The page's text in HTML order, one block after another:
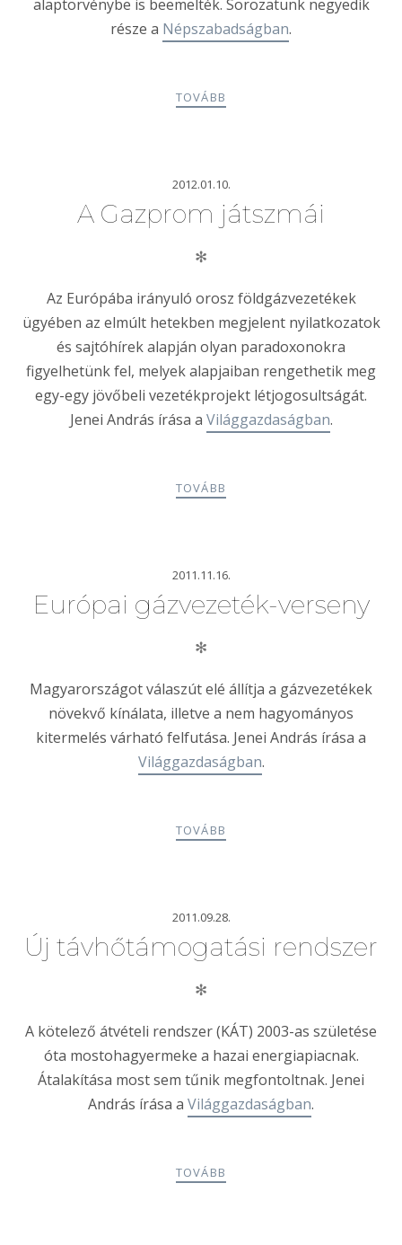
alaptörvénybe is beemelték. Sorozatunk negyedik
része a Népszabadságban.
TOVÁBB
2012.01.10.
A Gazprom játszmái
✻
Az Európába irányuló orosz földgázvezetékek
ügyében az elmúlt hetekben megjelent nyilatkozatok
és sajtóhírek alapján olyan paradoxonokra
figyelhetünk fel, melyek alapjaiban rengethetik meg
egy-egy jövőbeli vezetékprojekt létjogosultságát.
Jenei András írása a Világgazdaságban.
TOVÁBB
2011.11.16.
Európai gázvezeték-verseny
✻
Magyarországot válaszút elé állítja a gázvezetékek
növekvő kínálata, illetve a nem hagyományos
kitermelés várható felfutása. Jenei András írása a
Világgazdaságban.
TOVÁBB
2011.09.28.
Új távhőtámogatási rendszer
✻
A kötelező átvételi rendszer (KÁT) 2003-as születése
óta mostohagyermeke a hazai energiapiacnak.
Átalakítása most sem tűnik megfontoltnak. Jenei
András írása a Világgazdaságban.
TOVÁBB